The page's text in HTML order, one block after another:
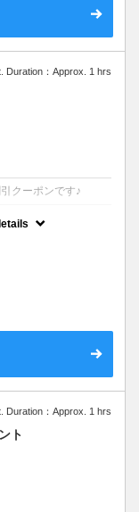
Duration：Approx. 1 hrs
クーポンです♪
Duration：Approx. 1 hrs
ト